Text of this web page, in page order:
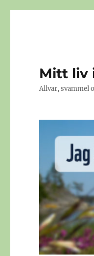
Mitt liv
Allvar, svammel